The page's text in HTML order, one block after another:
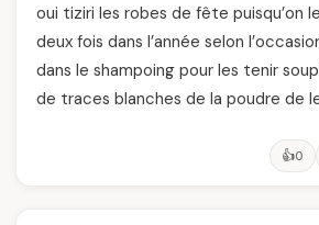
oui tiziri les robes de fête puisqu’on
deux fois dans l’année selon
dans le shampoing pour les tenir
de traces blanches de la poudre de
👍0